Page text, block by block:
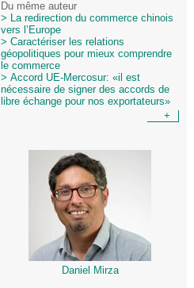
Du même auteur
> La redirection du commerce chinois
vers l’Europe
> Caractériser les relations
géopolitiques pour mieux comprendre
le commerce
> Accord UE-Mercosur: «il est
nécessaire de signer des accords de
libre échange pour nos exportateurs»
+
Daniel Mirza